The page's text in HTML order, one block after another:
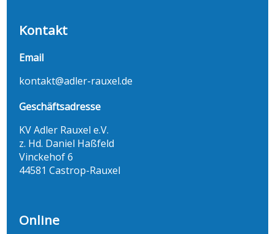
Kontakt
Email
kontakt@adler-rauxel.de
Geschäftsadresse
KV Adler Rauxel e.V.
z. Hd. Daniel Haßfeld
Vinckehof 6
44581 Castrop-Rauxel
Online